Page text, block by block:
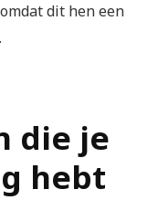
dit hen een
die je
hebt